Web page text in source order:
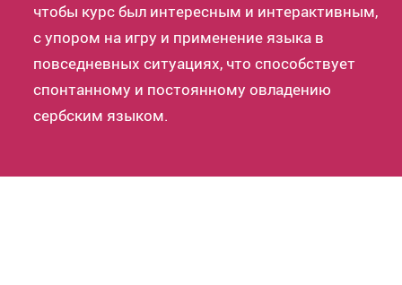
чтобы курс был интересным и интерактивным,
с упором на игру и применение языка в
повседневных ситуациях, что способствует
спонтанному и постоянному овладению
сербским языком.